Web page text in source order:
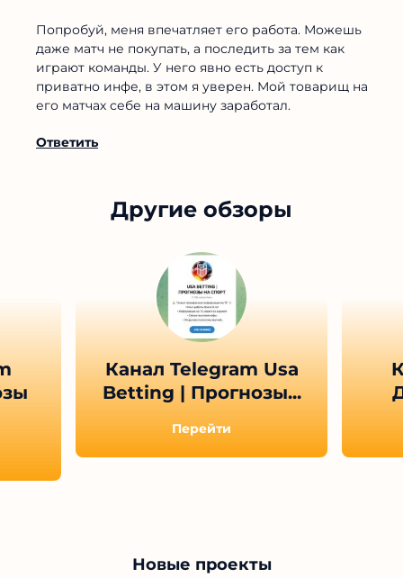
Попробуй, меня впечатляет его работа. Можешь
даже матч не покупать, а последить за тем как
играют команды. У него явно есть доступ к
приватно инфе, в этом я уверен. Мой товарищ на
его матчах себе на машину заработал.
Ответить
Другие обзоры
Канал Telegram Usa
Betting | Прогнозы...
Перейти
Новые проекты